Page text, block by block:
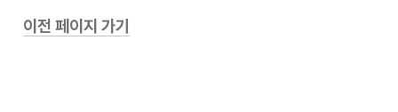
이전 페이지 가기